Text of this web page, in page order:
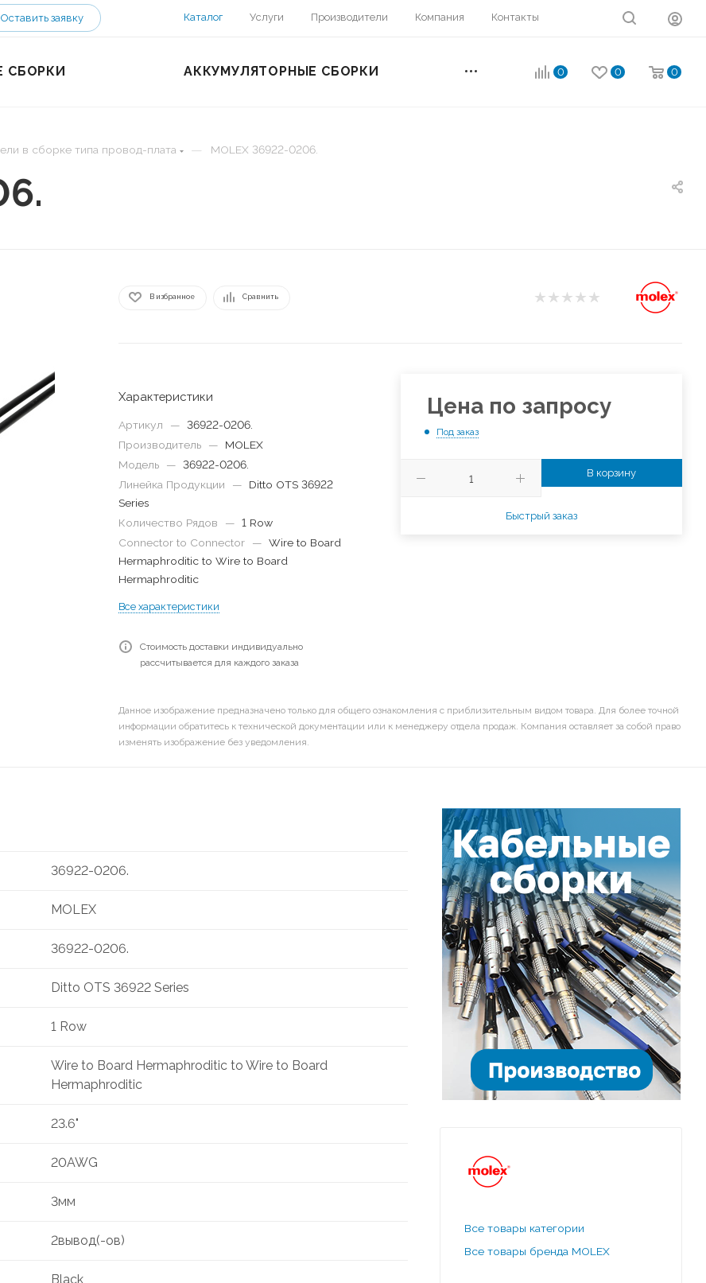
Оставить заявку Каталог Услуги Производители Компания Контакты
0 0 0
СБОРКИ АККУМУЛЯТОРНЫЕ СБОРКИ
в сборке типа провод-плата — MOLEX 36922-0206.
В избранное Сравнить
Характеристики
Артикул — 36922-0206.
Производитель
—
MOLEX
Модель
— 36922-0206.
Линейка Продукции
—
Ditto OTS 36922
Series
Количество Рядов
— 1 Row
Connector to Connector
— Wire to Board
Hermaphroditic to Wire to Board
Hermaphroditic
Все характеристики
Стоимость доставки индивидуально
рассчитывается для каждого заказа
Цена по запросу
Под заказ
В корзину
Быстрый заказ
Данное изображение предназначено только для общего ознакомления с приблизительным видом товара. Для более точной
информации обратитесь к технической документации или к менеджеру отдела продаж. Компания оставляет за собой право
изменять изображение без уведомления.
36922-0206.
MOLEX
36922-0206.
Ditto OTS 36922 Series
1 Row
Wire to Board Hermaphroditic to Wire to Board
Hermaphroditic
23.6"
20AWG
3мм
2вывод(-ов)
Black
Все товары категории
Все товары бренда MOLEX